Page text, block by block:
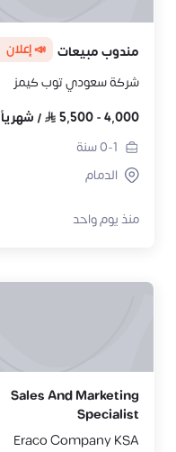
مندوب مبيعات 📣 إعلان
شركة سعودي توب كيمز
4,000
-
5,500
/ شهرياً
0-1سنة
الدمام
منذ يوم واحد
Sales And Marketing
Specialist
Eraco Company KSA